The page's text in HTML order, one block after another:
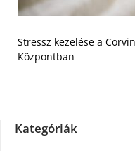
Stressz kezelése a
Központban
Kategóriák